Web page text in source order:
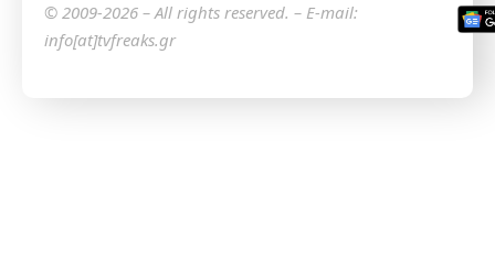
© 2009-2026 – All rights reserved. – E-mail:
info[at]tvfreaks.gr